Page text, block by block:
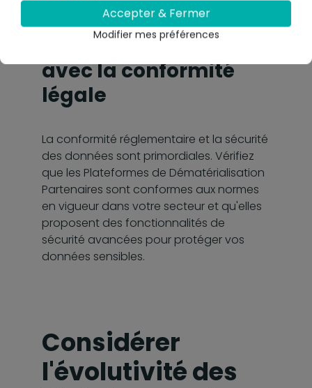
Faire un choix
sécurisé en respect
avec la conformité
légale
La conformité réglementaire et la sécurité
des données sont primordiales. Vérifiez
que les Plateformes de Dématérialisation
Partenaires sont conformes aux normes
en vigueur dans votre secteur et qu'elles
proposent des fonctionnalités de
sécurité avancées pour protéger vos
données sensibles.
Considérer
l'évolutivité des
Accepter & Fermer
Modifier mes préférences